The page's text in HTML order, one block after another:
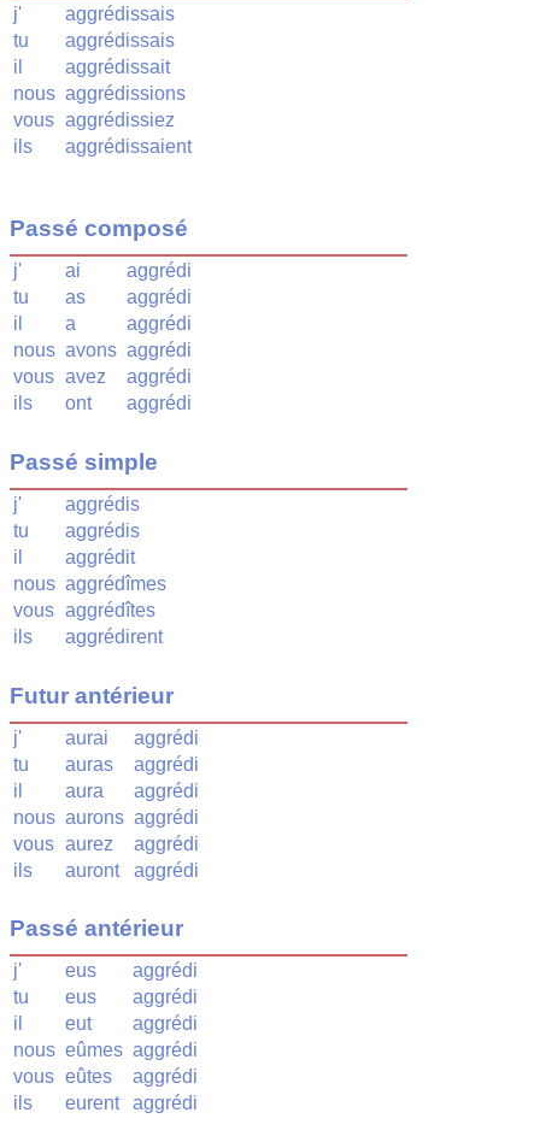
j'
aggrédissais
tu
aggrédissais
il
aggrédissait
nous aggrédissions
vous aggrédissiez
ils
aggrédissaient
Passé composé
j' ai
aggrédi
tu
as
aggrédi
il
a
aggrédi
nous avons aggrédi
vous avez
aggrédi
ils
ont aggrédi
Passé simple
j'
aggrédis
tu
aggrédis
il
aggrédit
nous aggrédîmes
vous aggrédîtes
ils
aggrédirent
Futur antérieur
j' aurai
aggrédi
tu
auras
aggrédi
il
aura
aggrédi
nous aurons aggrédi
vous aurez
aggrédi
ils
auront aggrédi
Passé antérieur
j' eus
aggrédi
tu
eus
aggrédi
il
eut
aggrédi
nous eûmes aggrédi
vous eûtes
aggrédi
ils
eurent aggrédi